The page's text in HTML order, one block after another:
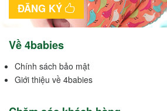
ĐĂNG KÝ
Về 4babies
Chính sách bảo mật
Giới thiệu về 4babies